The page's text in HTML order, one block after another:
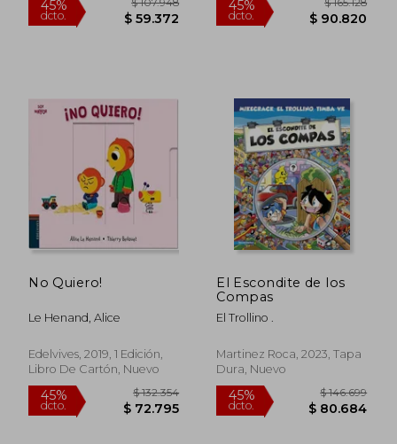
45% 45%
dcto. $
No Quiero!
Le Henand, Alice
Edelvives, 2019, 1 Edición,
Libro De Cartón, Nuevo
El Escondite de los
Compas
El Trollino .
Martinez Roca, 2023, Tapa
Dura, Nuevo